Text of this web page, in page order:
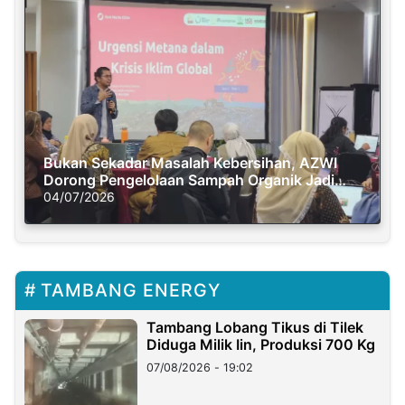
Bukan Sekadar Masalah Kebersihan, AZWI
Dorong Pengelolaan Sampah Organik Jadi
Solusi Krisis Iklim
04/07/2026
TAMBANG ENERGY
Tambang Lobang Tikus di Tilek
Diduga Milik Iin, Produksi 700 Kg
07/08/2026 - 19:02